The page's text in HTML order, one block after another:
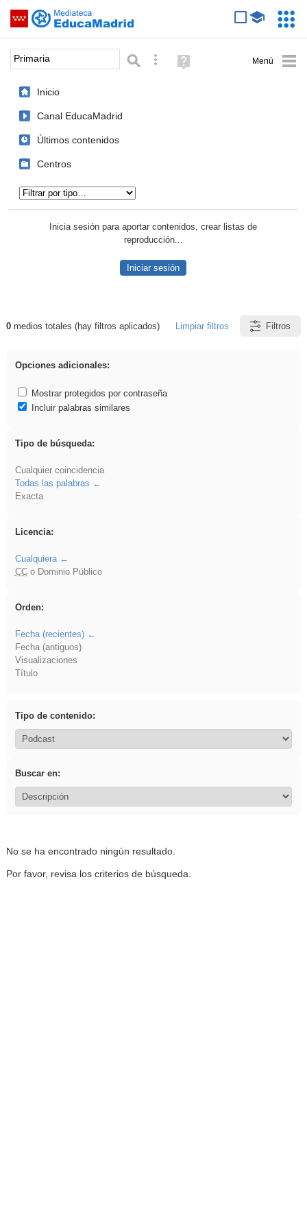
Saltar navegación
Palabra o frase: Búsqueda avanzada
Ayuda
(en
Inicio
Canal EducaMadrid
Últimos contenidos
Centros
Inicia sesión para aportar contenidos, crear listas de
reproducción...
Iniciar sesión
Resultados de: Primaria
0medios totales (hay filtros aplicados) Limpiar filtros Filtros
Opciones adicionales:
Mostrar protegidos por contraseña
Incluir palabras similares
Tipo de búsqueda:
Cualquier coincidencia
Todas las palabras
Exacta
Licencia:
Cualquiera
CCo Dominio Público
Orden:
Fecha (recientes)
Fecha (antiguos)
Visualizaciones
Título
Tipo de contenido:
Buscar en:
No se ha encontrado ningún resultado.
Por favor, revisa los criterios de búsqueda.